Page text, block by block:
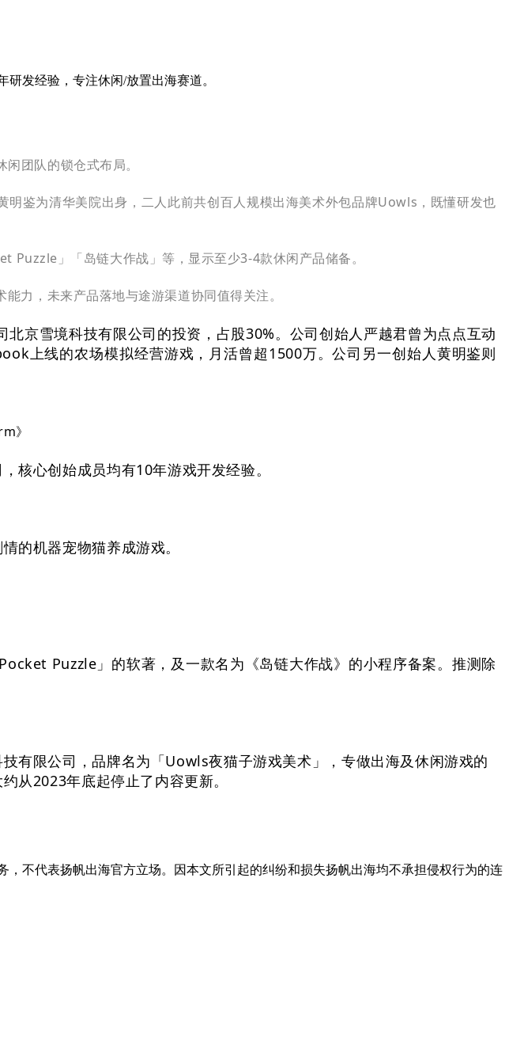
发经验，专注休闲/放置出海赛道。
团队的锁仓式布局。
鉴为清华美院出身，二人此前共创百人规模出海美术外包品牌Uowls，既懂研发也
」「岛链大作战」等，显示至少3-4款休闲产品储备。
力，未来产品落地与途游渠道协同值得关注。
京雪境科技有限公司的投资，占股30%。公司创始人严越君曾为点点互动
上线的农场模拟经营游戏，月活曾超1500万。公司另一创始人黄明鉴则
》
核心创始成员均有10年游戏开发经验。
的机器宠物猫养成游戏。
Puzzle」的软著，及一款名为《岛链大作战》的小程序备案。推测除
有限公司，品牌名为「Uowls夜猫子游戏美术」，专做出海及休闲游戏的
从2023年底起停止了内容更新。
不代表扬帆出海官方立场。因本文所引起的纠纷和损失扬帆出海均不承担侵权行为的连